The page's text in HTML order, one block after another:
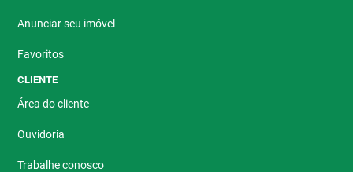
Anunciar seu imóvel
Favoritos
CLIENTE
Área do cliente
Ouvidoria
Trabalhe conosco